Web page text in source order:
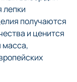
лепки
получаются
и ценится
масса,